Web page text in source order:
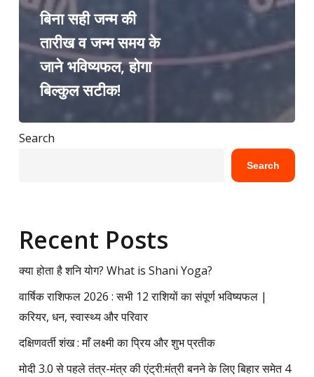
बिना सही जन्म की
तारीख व जन्म समय के
जाने भविष्यफल, होगा
बिल्कुल सटीक!
Search
Search
Recent Posts
क्या होता है शनि योग? What is Shani Yoga?
वार्षिक राशिफल 2026 : सभी 12 राशियों का संपूर्ण भविष्यफल |
करियर, धन, स्वास्थ्य और परिवार
दक्षिणवर्ती शंख : माँ लक्ष्मी का प्रिय और शुभ प्रतीक
मोदी 3.0 से पहले तंत्र-मंत्र की एंट्री:मंत्री बनने के लिए बिहार समेत 4